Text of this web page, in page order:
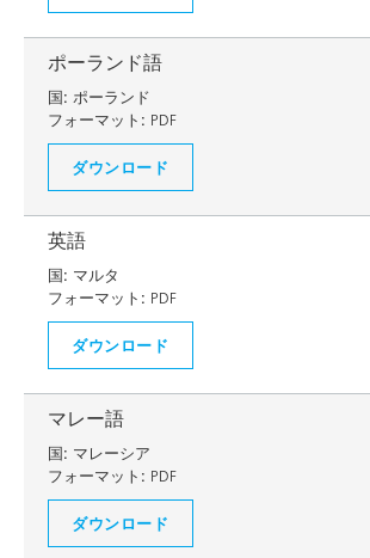
ポーランド語
国: ポーランド
フォーマット: PDF
ダウンロード
英語
国: マルタ
フォーマット: PDF
ダウンロード
マレー語
国: マレーシア
フォーマット: PDF
ダウンロード